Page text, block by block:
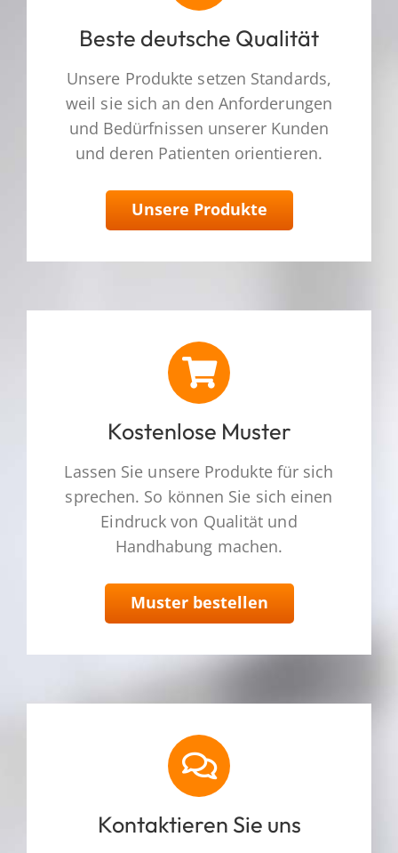
Beste deutsche Qualität
Unsere Produkte setzen Standards,
weil sie sich an den Anforderungen
und Bedürfnissen unserer Kunden
und deren Patienten orientieren.
Unsere Produkte
Kostenlose Muster
Lassen Sie unsere Produkte für sich
sprechen. So können Sie sich einen
Eindruck von Qualität und
Handhabung machen.
Muster bestellen
Kontaktieren Sie uns